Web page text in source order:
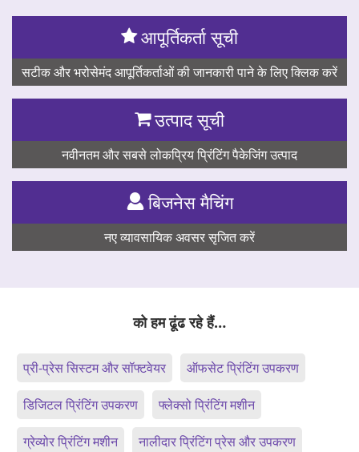
आपूर्तिकर्ता सूची
सटीक और भरोसेमंद आपूर्तिकर्ताओं की जानकारी पाने के लिए क्लिक करें
उत्पाद सूची
नवीनतम और सबसे लोकप्रिय प्रिंटिंग पैकेजिंग उत्पाद
बिजनेस मैचिंग
नए व्यावसायिक अवसर सृजित करें
को हम ढूंढ रहे हैं…
प्री-प्रेस सिस्टम और सॉफ्टवेयर ऑफसेट प्रिंटिंग उपकरण
डिजिटल प्रिंटिंग उपकरण फ्लेक्सो प्रिंटिंग मशीन
ग्रेव्योर प्रिंटिंग मशीन नालीदार प्रिंटिंग प्रेस और उपकरण